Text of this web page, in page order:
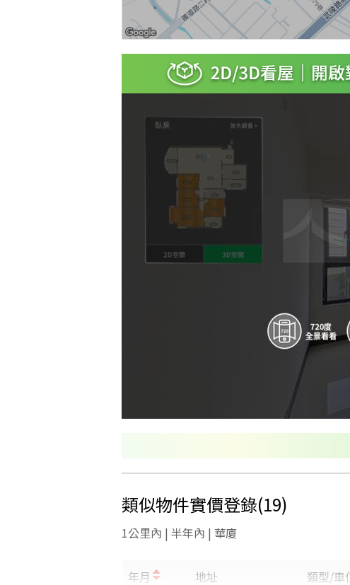
類似物件實價登錄(19)
1公里內 | 半年內 | 華廈